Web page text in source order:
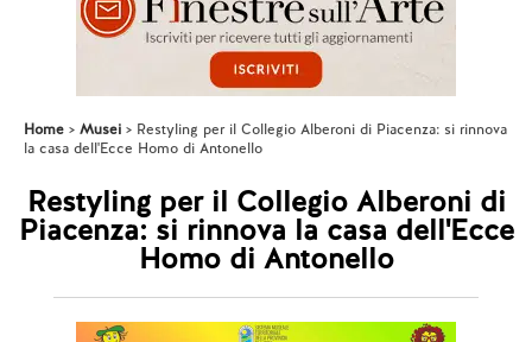
Home Musei
Restyling per il Collegio Alberoni di Piacenza: si rinnova
la casa dell'Ecce Homo di Antonello
Restyling per il Collegio Alberoni di
Piacenza: si rinnova la casa dell'Ecce
Homo di Antonello